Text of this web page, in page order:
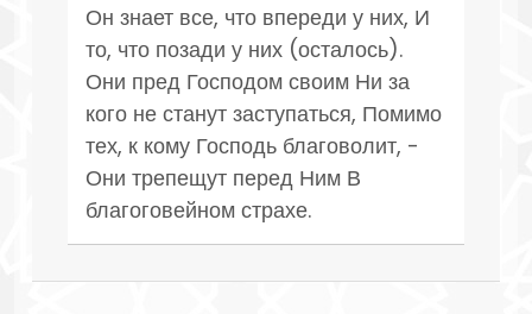
Он знает все, что впереди у них, И
то, что позади у них (осталось).
Они пред Господом своим Ни за
кого не станут заступаться, Помимо
тех, к кому Господь благоволит, -
Они трепещут перед Ним В
благоговейном страхе.